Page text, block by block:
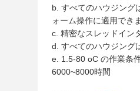
b. すべてのハウジング
ォーム操作に適用でき
c. 精密なスレッドイン
d. すべてのハウジング
e. 1.5-80 oC の作業条
6000~8000時間